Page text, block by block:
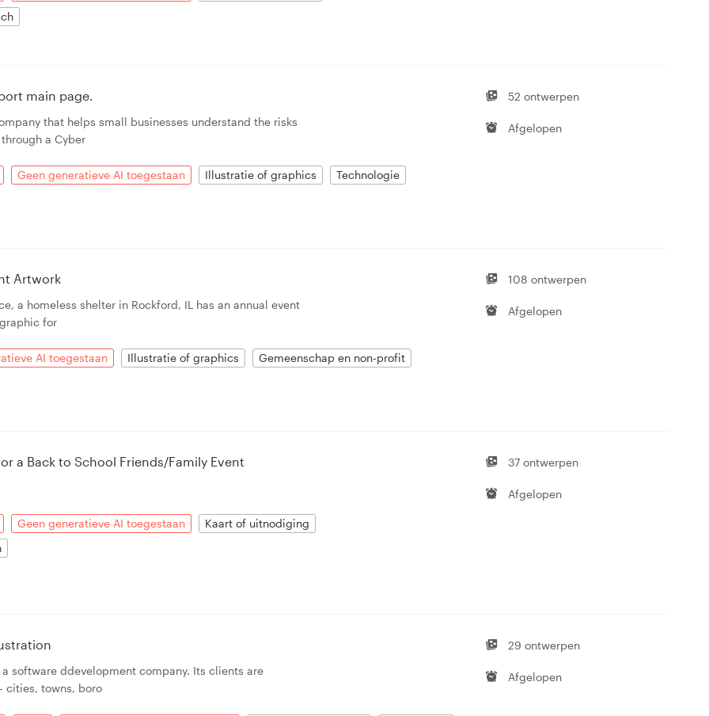
main page.
that helps small businesses understand the risks
a Cyber
Geen generatieve AI toegestaan Illustratie of graphics Technologie
52 ontwerpen
Afgelopen
Artwork
a homeless shelter in Rockford, IL has an annual event
for
AI toegestaan Illustratie of graphics Gemeenschap en non-profit
108 ontwerpen
Afgelopen
a Back to School Friends/Family Event
Geen generatieve AI toegestaan
Kaart of uitnodiging
37 ontwerpen
Afgelopen
software ddevelopment company. Its clients are
cities, towns, boro
29 ontwerpen
Afgelopen